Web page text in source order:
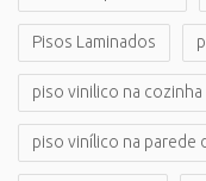
Pisos Laminados
piso vinilico na cozinha
piso vinílico na parede